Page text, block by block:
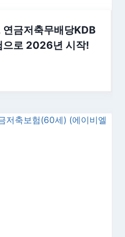
연금저축무배당KDB
으로 2026년 시작!